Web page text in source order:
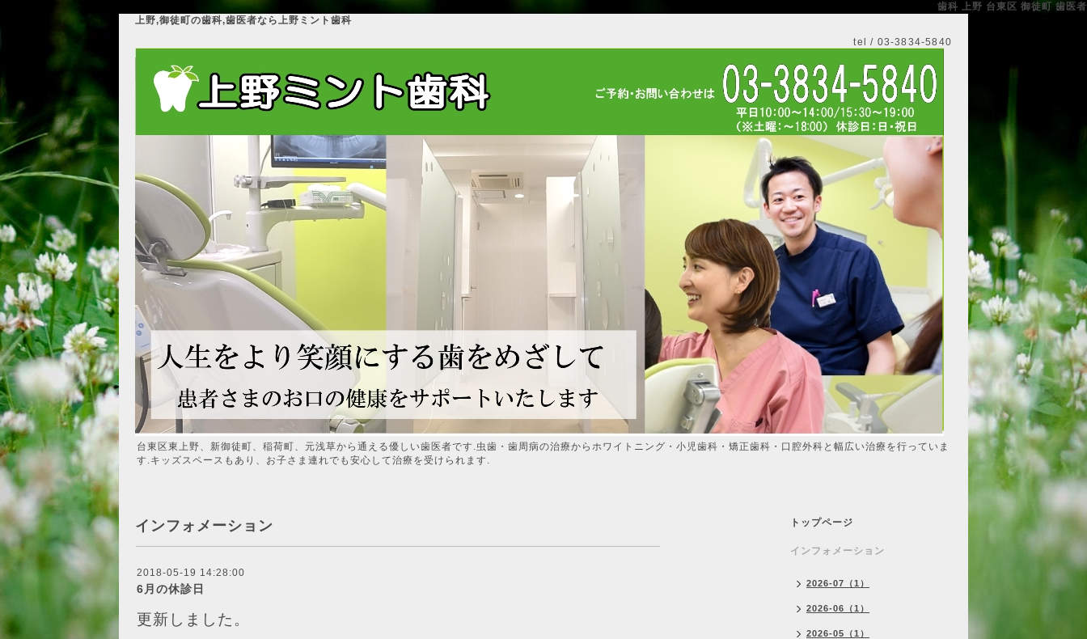
歯科 上野 台東区 御徒町 歯医者
上野,御徒町の歯科,歯医者なら上野ミント歯科
tel / 03-3834-5840
台東区東上野、新御徒町、稲荷町、元浅草から通える優しい歯医者です.虫歯・歯周病の治療からホワイトニング・小児歯科・矯正歯科・口腔外科と幅広い治療を行っていま
す.キッズスペースもあり、お子さま連れでも安心して治療を受けられます.
インフォメーション
2018-05-19 14:28:00
6月の休診日
更新しました。
トップページ
インフォメーション
2026-07（1）
2026-06（1）
2026-05（1）